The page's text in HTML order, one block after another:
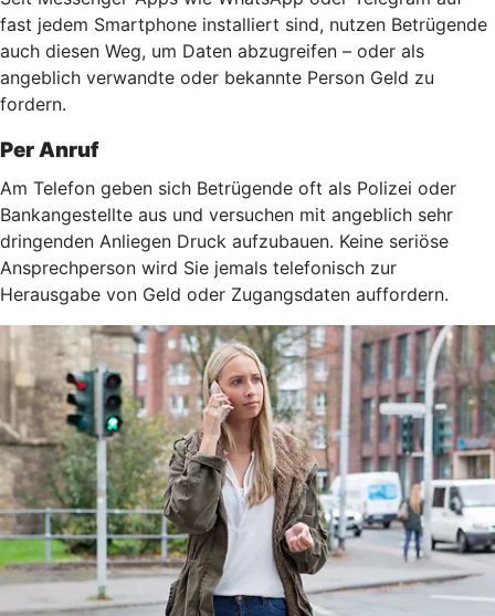
fast jedem Smartphone installiert sind, nutzen Betrügende
auch diesen Weg, um Daten abzugreifen – oder als
angeblich verwandte oder bekannte Person Geld zu
fordern.
Per Anruf
Am Telefon geben sich Betrügende oft als Polizei oder
Bankangestellte aus und versuchen mit angeblich sehr
dringenden Anliegen Druck aufzubauen. Keine seriöse
Ansprechperson wird Sie jemals telefonisch zur
Herausgabe von Geld oder Zugangsdaten auffordern.